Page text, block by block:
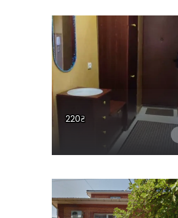
220₴